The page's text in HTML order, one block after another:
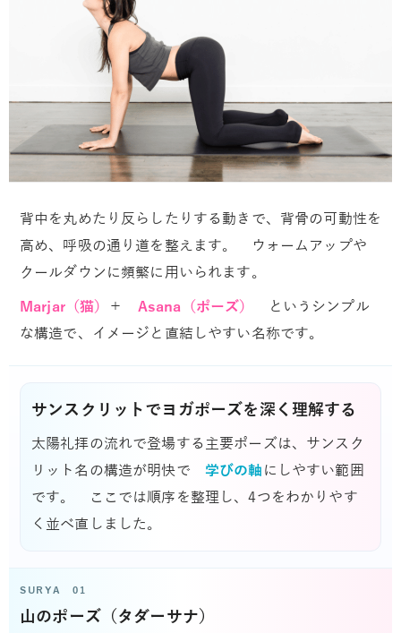
背中を丸めたり反らしたりする動きで、背骨の可動性を
高め、呼吸の通り道を整えます。 ウォームアップや
クールダウンに頻繁に用いられます。
Marjar（猫） ＋ Asana（ポーズ）
というシンプル
な構造で、イメージと直結しやすい名称です。
サンスクリットでヨガポーズを深く理解する
太陽礼拝の流れで登場する主要ポーズは、サンスク
リット名の構造が明快で 学びの軸 にしやすい範囲
です。 ここでは順序を整理し、4つをわかりやす
く並べ直しました。
SURYA 01
山のポーズ（タダーサナ）